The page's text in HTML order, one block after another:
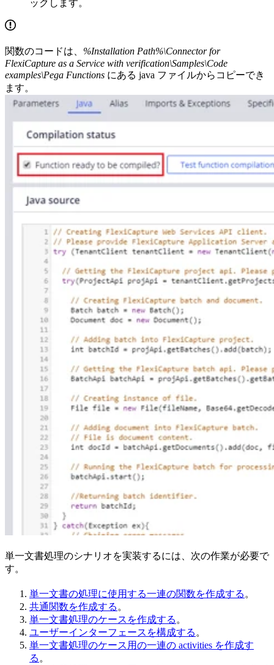
ックします。
関数のコードは、 %Installation Path%\Connector for
FlexiCapture as a Service with verification\Samples\Code
examples\Pega Functions にある java ファイルからコピーでき
ます。
単一文書処理のシナリオを実装するには、次の作業が必要で
す。
単一文書の処理に使用する一連の関数を作成する 。
共通関数を作成する 。
単一文書処理のケースを作成する 。
ユーザーインターフェースを構成する 。
単一文書処理のケース用の一連の activities を作成す
る 。